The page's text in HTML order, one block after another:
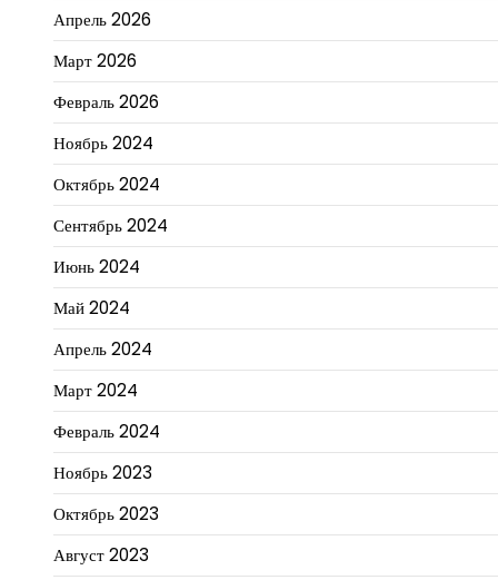
Апрель 2026
Март 2026
Февраль 2026
Ноябрь 2024
Октябрь 2024
Сентябрь 2024
Июнь 2024
Май 2024
Апрель 2024
Март 2024
Февраль 2024
Ноябрь 2023
Октябрь 2023
Август 2023